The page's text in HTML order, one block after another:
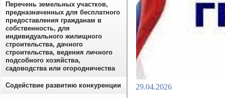
29.04.2026
Перечень земельных участков,
предназначенных для бесплатного
предоставления гражданам в
собственность, для
индивидуального жилищного
строительства, дачного
строительства, ведения личного
подсобного хозяйства,
садоводства или огородничества
Содействие развитию конкуренции